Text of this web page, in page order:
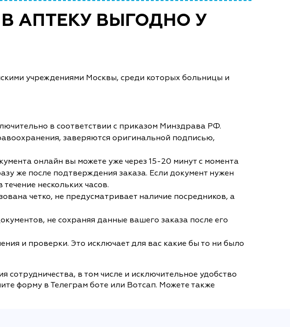
АПТЕКУ ВЫГОДНО У
учреждениями Москвы, среди которых больницы и
в соответствии с приказом Минздрава РФ.
заверяются оригинальной подписью,
онлайн вы можете уже через 15-20 минут с момента
же после подтверждения заказа. Если документ нужен
нескольких часов.
четко, не предусматривает наличие посредников, а
не сохраняя данные вашего заказа после его
и проверки. Это исключает для вас какие бы то ни было
в том числе и исключительное удобство
форму в Телеграм боте или Вотсап. Можете также